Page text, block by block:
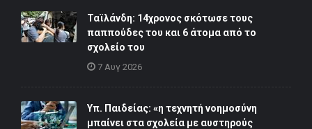
Ταϊλάνδη: 14χρονος σκότωσε τους
παππούδες του και 6 άτομα από το
σχολείο του
7 Αυγ 2026
Υπ. Παιδείας: «η τεχνητή νοημοσύνη
μπαίνει στα σχολεία με αυστηρούς